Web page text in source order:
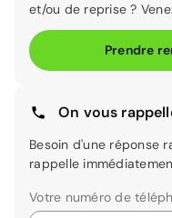
et/ou de reprise ?
Prendre
On vous
Besoin d'une réponse
rappelle
Votre numéro de